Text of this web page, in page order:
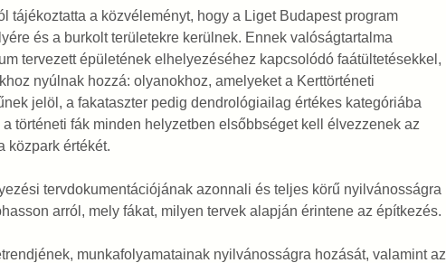
tájékoztatta a közvéleményt, hogy a Liget Budapest program
és a burkolt területekre kerülnek. Ennek valóságtartalma
tervezett épületének elhelyezéséhez kapcsolódó faátültetésekkel,
nyúlnak hozzá: olyanokhoz, amelyeket a Kerttörténeti
jelöl, a fakataszter pedig dendrológiailag értékes kategóriába
történeti fák minden helyzetben elsőbbséget kell élvezzenek az
közpark értékét.
tervdokumentációjának azonnali és teljes körű nyilvánosságra
arról, mely fákat, milyen tervek alapján érintene az építkezés.
munkafolyamatainak nyilvánosságra hozását, valamint az